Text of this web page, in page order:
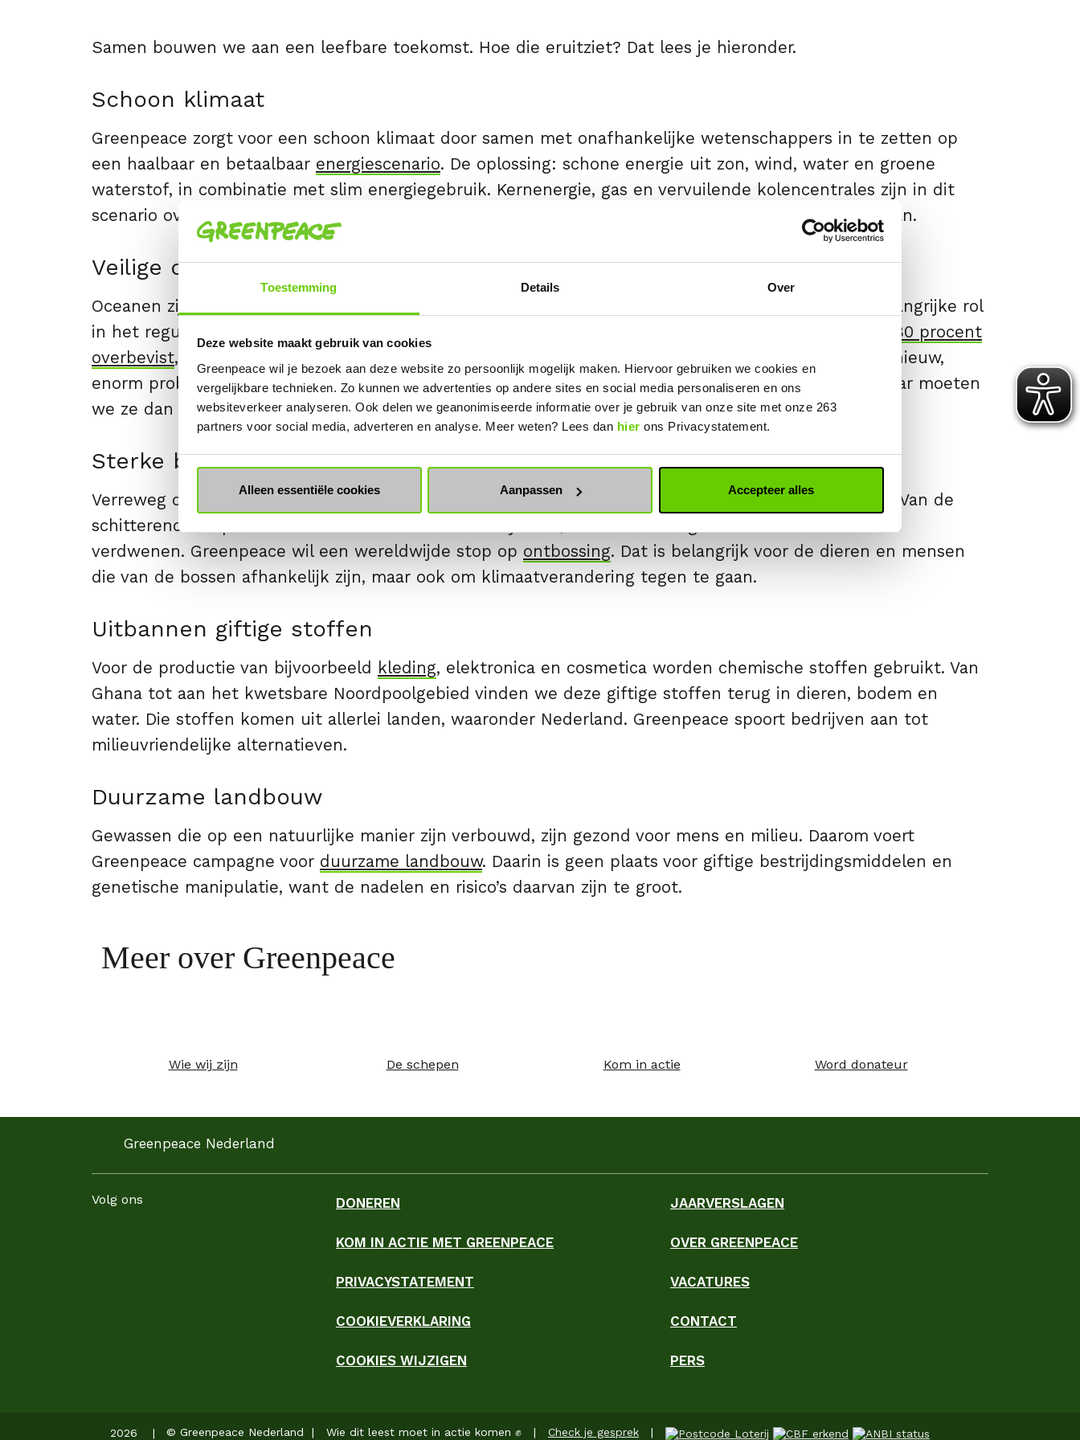
Toestemming Details Over
Deze website maakt gebruik van cookies
Greenpeace wil je bezoek aan deze website zo persoonlijk mogelijk maken. Hiervoor gebruiken we cookies en
vergelijkbare technieken. Zo kunnen we advertenties op andere sites en social media personaliseren en ons
websiteverkeer analyseren. Ook delen we geanonimiseerde informatie over je gebruik van onze site met onze 263
partners voor social media, adverteren en analyse. Meer weten? Lees dan hier ons Privacystatement.
Alleen essentiële cookies Aanpassen Accepteer alles
Samen bouwen we aan een leefbare toekomst. Hoe die eruitziet? Dat lees je hieronder.
Schoon klimaat
Greenpeace zorgt voor een schoon klimaat door samen met onafhankelijke wetenschappers in te zetten op
een haalbaar en betaalbaar energiescenario. De oplossing: schone energie uit zon, wind, water en groene
waterstof, in combinatie met slim energiegebruik. Kernenergie, gas en vervuilende kolencentrales zijn in dit
scenario overbodig. Zo kunnen we samen de desastreuze gevolgen van klimaatverandering tegengaan.
Veilige oceanen
Oceanen zijn het prachtige leefgebied van duizenden bijzondere diersoorten. Ze spelen ook een belangrijke rol
in het reguleren van het klimaat. Maar de oceanen verkeren in zwaar weer. Van alle visbestanden is
80 procent
overbevist, de
. Daarnaast hebben we relatief nieuw,
enorm probleem:plasticvervuiling. Gelukkig zijn de oceanen sterk en kunnen ze herstellen. Maar daar moeten
we ze dan wél bij helpen.
Sterke bossen
Verreweg de meeste dieren- en plantensoorten die op land voorkomen, zijn te vinden in de bossen. Van de
schitterende tropische bossen die onze aarde ooit rijk was, is sinds de vorige eeuw helaas al de helft
verdwenen. Greenpeace wil een wereldwijde stop op ontbossing. Dat is belangrijk voor de dieren en mensen
die van de bossen afhankelijk zijn, maar ook om klimaatverandering tegen te gaan.
Uitbannen giftige stoffen
Voor de productie van bijvoorbeeld kleding, elektronica en cosmetica worden chemische stoffen gebruikt. Van
Ghana tot aan het kwetsbare Noordpoolgebied vinden we deze giftige stoffen terug in dieren, bodem en
water. Die stoffen komen uit allerlei landen, waaronder Nederland. Greenpeace spoort bedrijven aan tot
milieuvriendelijke alternatieven.
Duurzame landbouw
Gewassen die op een natuurlijke manier zijn verbouwd, zijn gezond voor mens en milieu. Daarom voert
Greenpeace campagne voor duurzame landbouw. Daarin is geen plaats voor giftige bestrijdingsmiddelen en
genetische manipulatie, want de nadelen en risico’s daarvan zijn te groot.
Meer over Greenpeace
Wie wij zijn De schepen Kom in actie Word donateur
Greenpeace Nederland
Volg ons DONEREN
KOM IN ACTIE MET GREENPEACE
PRIVACYSTATEMENT
COOKIEVERKLARING
COOKIES WIJZIGEN
JAARVERSLAGEN
OVER GREENPEACE
VACATURES
CONTACT
PERS
2026 © Greenpeace Nederland | Wie dit leest moet in actie komen ✊ | Check je gesprek |